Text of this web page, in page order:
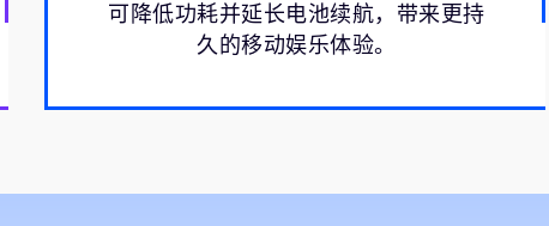
可降低功耗并延长电池续航，带来更持
久的移动娱乐体验。